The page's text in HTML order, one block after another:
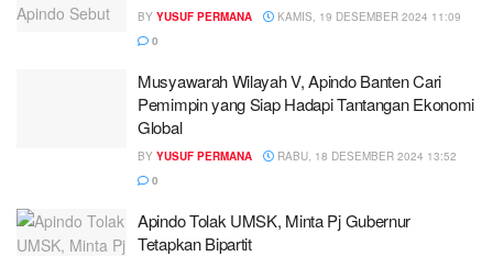
BY YUSUF PERMANA
KAMIS, 19 DESEMBER 2024 11:09
0
Musyawarah Wilayah V, Apindo Banten Cari
Pemimpin yang Siap Hadapi Tantangan Ekonomi
Global
BY YUSUF PERMANA
RABU, 18 DESEMBER 2024 13:52
0
Apindo Tolak UMSK, Minta Pj Gubernur
Tetapkan Bipartit